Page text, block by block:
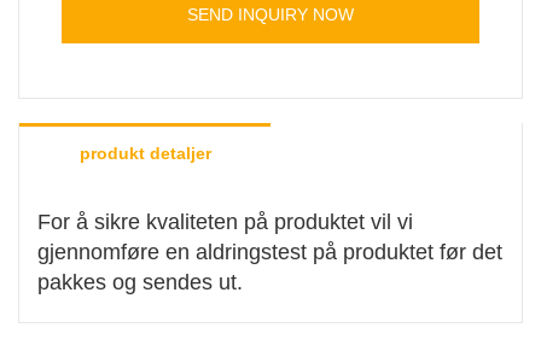
SEND INQUIRY NOW
produkt detaljer
For å sikre kvaliteten på produktet vil vi
gjennomføre en aldringstest på produktet før det
pakkes og sendes ut.